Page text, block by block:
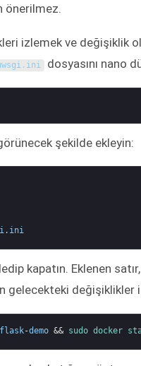
önerilmez.
izlemek ve değişiklik
. ini dosyasını nano
şekilde ekleyin:
. ini
kapatın. Eklenen
gelecekteki değişiklikler
flask-demo && sudo docker